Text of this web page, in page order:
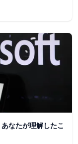
なたが理解したこ